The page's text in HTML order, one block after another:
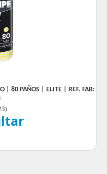
| 80 PAÑOS | ELITE | REF. FAB:
)